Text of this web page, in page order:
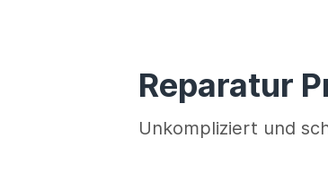
Reparatur
Unkompliziert und